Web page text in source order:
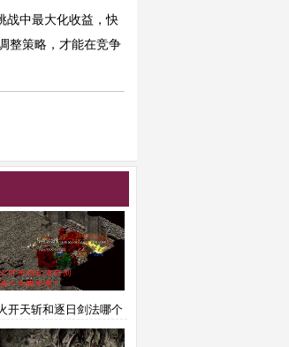
战中最大化收益，快
整策略，才能在竞争
开天斩和逐日剑法哪个
伤害更高？